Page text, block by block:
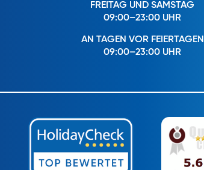
FREITAG UND SAMSTAG
09:00–23:00 UHR
AN TAGEN VOR FEIERTAGEN
09:00–23:00 UHR